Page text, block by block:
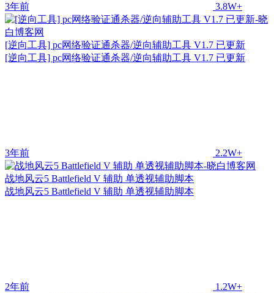
3年前 3.8W+
[逆向工具] pc网络验证通杀器/逆向辅助工具 V1.7 已更新
[逆向工具] pc网络验证通杀器/逆向辅助工具 V1.7 已更新
3年前 2.2W+
战地风云5 Battlefield V 辅助 单透视辅助脚本
战地风云5 Battlefield V 辅助 单透视辅助脚本
2年前 1.2W+